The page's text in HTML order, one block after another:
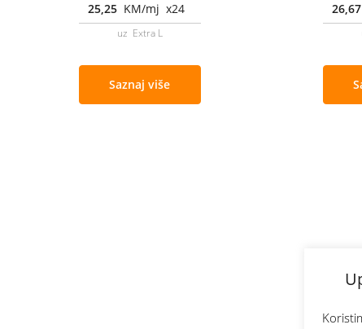
25,25 KM/mj x24
uz Extra L
Saznaj više
26,67